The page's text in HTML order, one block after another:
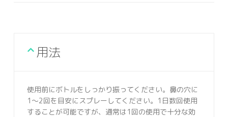
用法
使用前にボトルをしっかり振ってください。鼻の穴に
1～2回を目安にスプレーしてください。1日数回使用
することが可能ですが、通常は1回の使用で十分な効